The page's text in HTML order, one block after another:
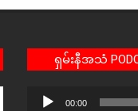
ရှမ်းနီအသံ
Audio
00:00